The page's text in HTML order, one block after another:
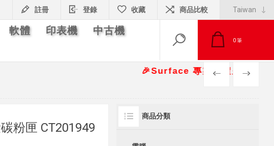
註冊 登錄 收藏 商品比較
軟體 印表機 中古機
0筆
🎉Surface 專案報價另有優惠折扣
PREV NEXT
粉匣 CT201949
商品分類